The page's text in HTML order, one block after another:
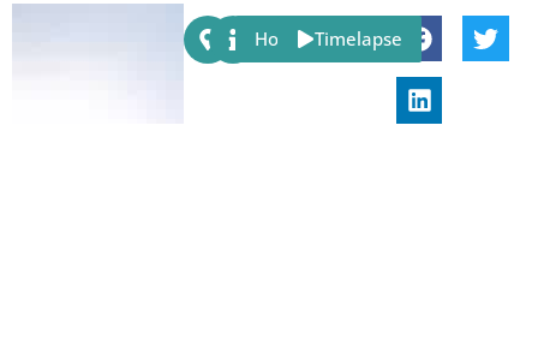
Share:
Host Timelapse